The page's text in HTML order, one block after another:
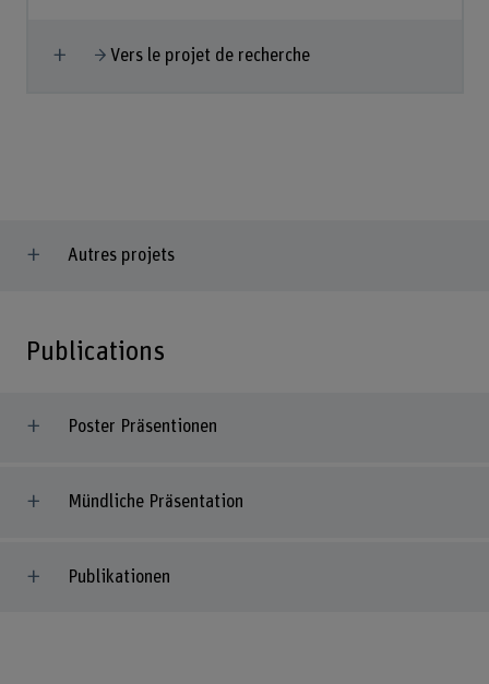
Afficher plus
Vers le projet de recherche
Autres projets
Publications
Poster Präsentionen
Mündliche Präsentation
Publikationen